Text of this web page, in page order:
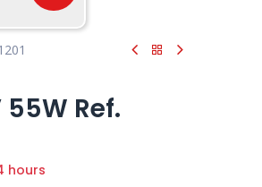
Ref.
hours